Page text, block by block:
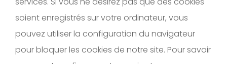
soient enregistrés sur votre ordinateur, vous
pouvez utiliser la configuration du navigateur
pour bloquer les cookies de notre site. Pour savoir